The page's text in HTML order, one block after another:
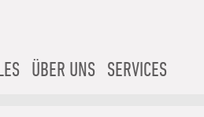
ÜBER UNS SERVICES